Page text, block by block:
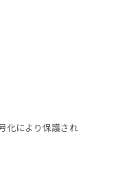
化により保護され